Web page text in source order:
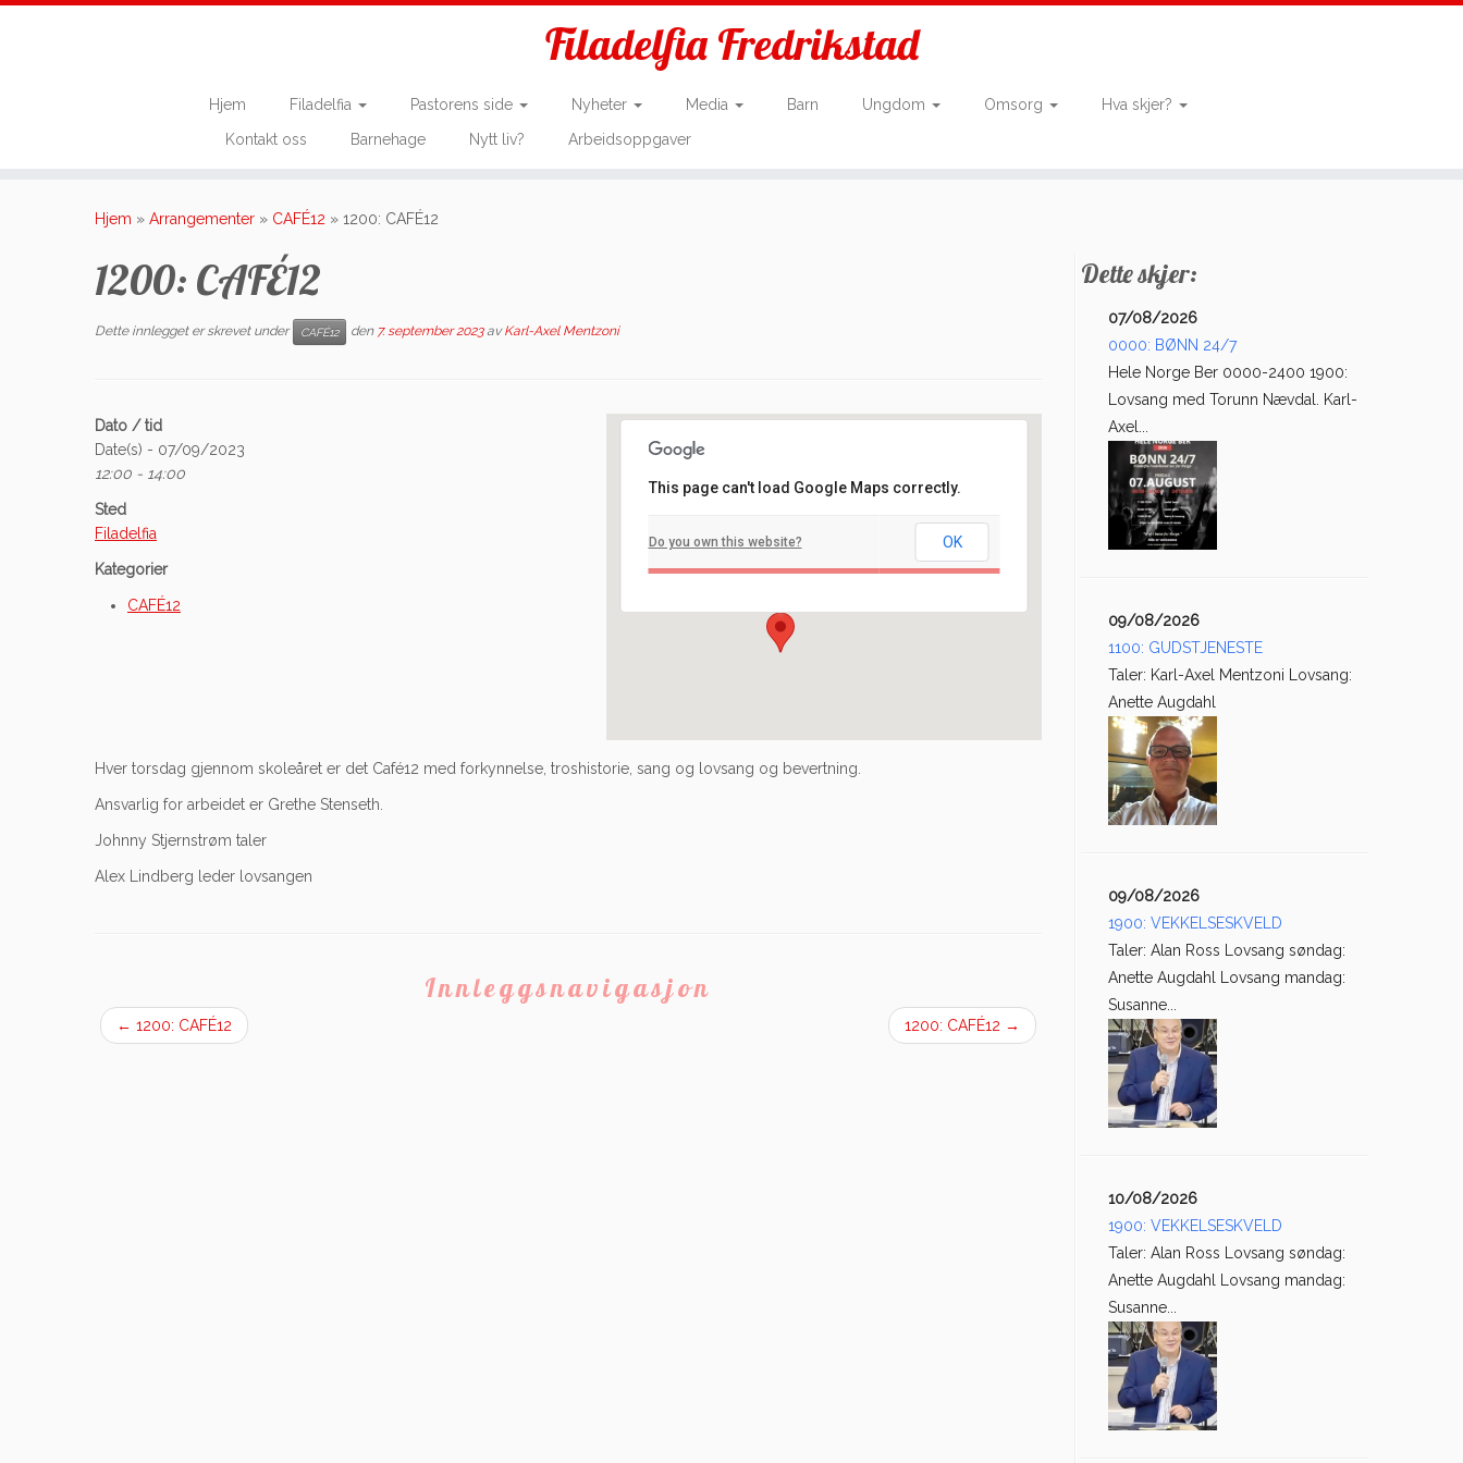
Filadelfia Fredrikstad
Hjem Filadelfia Pastorens side Nyheter Media Barn Ungdom Omsorg
Hva skjer?
Kontakt oss
Barnehage Nytt liv? Arbeidsoppgaver
Hjem » Arrangementer » CAFÉ12 » 1200: CAFÉ12
1200: CAFÉ12
Dette innlegget er skrevet under CAFÉ12 den 7. september 2023 avKarl-Axel Mentzoni
Arrangement
This page can't load Google Maps correctly.
Do you own this website? OK
Dato / tid
Date(s) - 07/09/2023
12:00 - 14:00
Sted
Filadelfia
Kategorier
CAFÉ12
Hver torsdag gjennom skoleåret er det Café12 med forkynnelse, troshistorie, sang og lovsang og bevertning.
Ansvarlig for arbeidet er Grethe Stenseth.
Johnny Stjernstrøm taler
Alex Lindberg leder lovsangen
Innleggsnavigasjon
← 1200: CAFÉ12 1200: CAFÉ12 →
Dette skjer:
07/08/2026
0000: BØNN 24/7
Hele Norge Ber 0000-2400 1900:
Lovsang med Torunn Nævdal. Karl-
Axel...
09/08/2026
1100: GUDSTJENESTE
Taler: Karl-Axel Mentzoni Lovsang:
Anette Augdahl
09/08/2026
1900: VEKKELSESKVELD
Taler: Alan Ross Lovsang søndag:
Anette Augdahl Lovsang mandag:
Susanne...
10/08/2026
1900: VEKKELSESKVELD
Taler: Alan Ross Lovsang søndag:
Anette Augdahl Lovsang mandag:
Susanne...